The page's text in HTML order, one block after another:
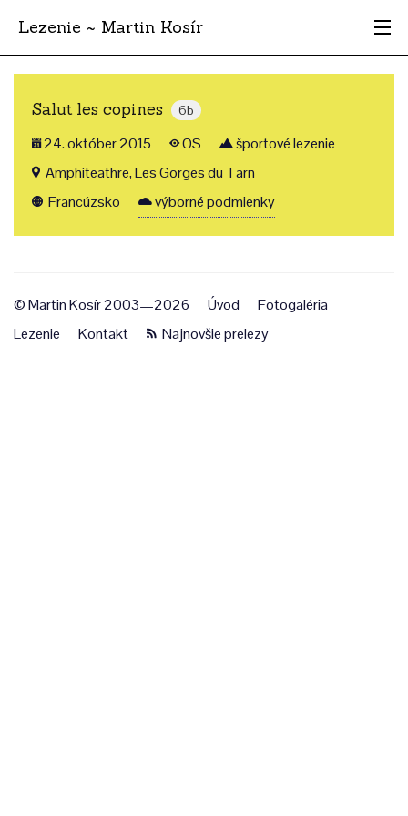
Lezenie ~ Martin Kosír
Najhodnotnejšie
Krajina
Štýl
Salut les copines 6b
24. október 2015 OS
športové lezenie
Amphiteathre, Les Gorges du Tarn
Francúzsko
výborné podmienky
© Martin Kosír 2003—2026 Úvod
Fotogaléria
Lezenie
Kontakt Najnovšie prelezy